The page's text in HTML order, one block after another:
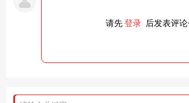
请先登录 后发表评